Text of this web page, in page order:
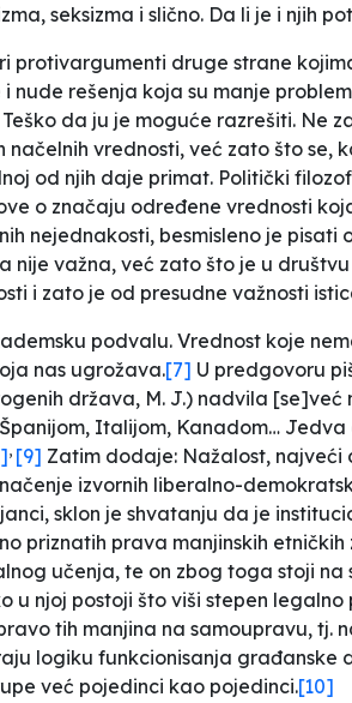
seksizma i slično. Da li je i njih
protivargumenti druge strane
nude rešenja koja su manje
da ju je moguće razrešiti. Ne
vrednosti, već zato što se,
od njih daje primat. Politički
o značaju određene vrednosti
nejednakosti, besmisleno je pisati
nije važna, već zato što je u
i zato je od presudne važnosti
podvalu. Vrednost koje
nas ugrožava.[7] U predgovoru
država, M. J.) nadvila [se]već
Italijom, Kanadom…
, [9] Zatim dodaje: Nažalost, najveći
izvornih liberalno-
sklon je shvatanju da je
priznatih prava manjinskih
učenja, te on zbog toga stoji na
u njoj postoji što viši stepen
tih manjina na samoupravu, tj.
logiku funkcionisanja građanske
već pojedinci kao pojedinci.[10]